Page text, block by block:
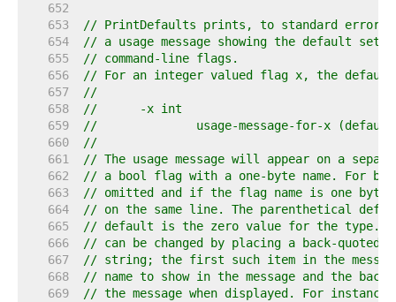
   652
   653
// PrintDefaults prints, to standard error
   654
// a usage message showing the default
   655
// command-line flags.
   656
// For an integer valued flag x, the default
   657
//
   658
//	-x int
   659
//		usage-message-for-x
   660
//
   661
// The usage message will appear on a
   662
// a bool flag with a one-byte name. For
   663
// omitted and if the flag name is one byte
   664
// on the same line. The parenthetical
   665
// default is the zero value for the type.
   666
// can be changed by placing a back-quoted
   667
// string; the first such item in the
   668
// name to show in the message and the
   669
// the message when displayed. For